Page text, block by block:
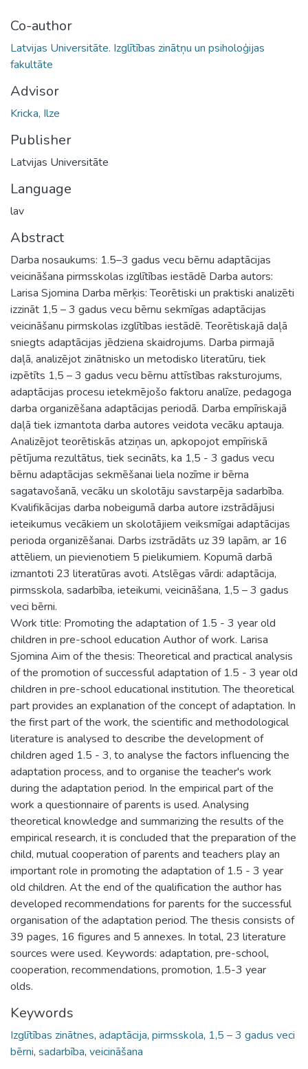
Co-author
Latvijas Universitāte. Izglītības zinātņu un psiholoģijas
fakultāte
Advisor
Kricka, Ilze
Publisher
Latvijas Universitāte
Language
lav
Abstract
Darba nosaukums: 1.5–3 gadus vecu bērnu adaptācijas
veicināšana pirmsskolas izglītības iestādē Darba autors:
Larisa Sjomina Darba mērķis: Teorētiski un praktiski analizēti
izzināt 1,5 – 3 gadus vecu bērnu sekmīgas adaptācijas
veicināšanu pirmskolas izglītības iestādē. Teorētiskajā daļā
sniegts adaptācijas jēdziena skaidrojums. Darba pirmajā
daļā, analizējot zinātnisko un metodisko literatūru, tiek
izpētīts 1,5 – 3 gadus vecu bērnu attīstības raksturojums,
adaptācijas procesu ietekmējošo faktoru analīze, pedagoga
darba organizēšana adaptācijas periodā. Darba empīriskajā
daļā tiek izmantota darba autores veidota vecāku aptauja.
Analizējot teorētiskās atziņas un, apkopojot empīriskā
pētījuma rezultātus, tiek secināts, ka 1,5 - 3 gadus vecu
bērnu adaptācijas sekmēšanai liela nozīme ir bērna
sagatavošanā, vecāku un skolotāju savstarpēja sadarbība.
Kvalifikācijas darba nobeigumā darba autore izstrādājusi
ieteikumus vecākiem un skolotājiem veiksmīgai adaptācijas
perioda organizēšanai. Darbs izstrādāts uz 39 lapām, ar 16
attēliem, un pievienotiem 5 pielikumiem. Kopumā darbā
izmantoti 23 literatūras avoti. Atslēgas vārdi: adaptācija,
pirmsskola, sadarbība, ieteikumi, veicināšana, 1,5 – 3 gadus
veci bērni.
Work title: Promoting the adaptation of 1.5 - 3 year old
children in pre-school education Author of work. Larisa
Sjomina Aim of the thesis: Theoretical and practical analysis
of the promotion of successful adaptation of 1.5 - 3 year old
children in pre-school educational institution. The theoretical
part provides an explanation of the concept of adaptation. In
the first part of the work, the scientific and methodological
literature is analysed to describe the development of
children aged 1.5 - 3, to analyse the factors influencing the
adaptation process, and to organise the teacher's work
during the adaptation period. In the empirical part of the
work a questionnaire of parents is used. Analysing
theoretical knowledge and summarizing the results of the
empirical research, it is concluded that the preparation of the
child, mutual cooperation of parents and teachers play an
important role in promoting the adaptation of 1.5 - 3 year
old children. At the end of the qualification the author has
developed recommendations for parents for the successful
organisation of the adaptation period. The thesis consists of
39 pages, 16 figures and 5 annexes. In total, 23 literature
sources were used. Keywords: adaptation, pre-school,
cooperation, recommendations, promotion, 1.5-3 year
olds.
Keywords
Izglītības zinātnes, adaptācija, pirmsskola, 1,5 – 3 gadus veci
bērni, sadarbība, veicināšana